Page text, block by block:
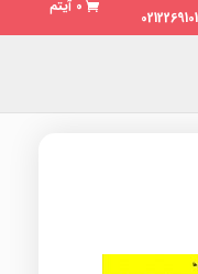
0 آیتم